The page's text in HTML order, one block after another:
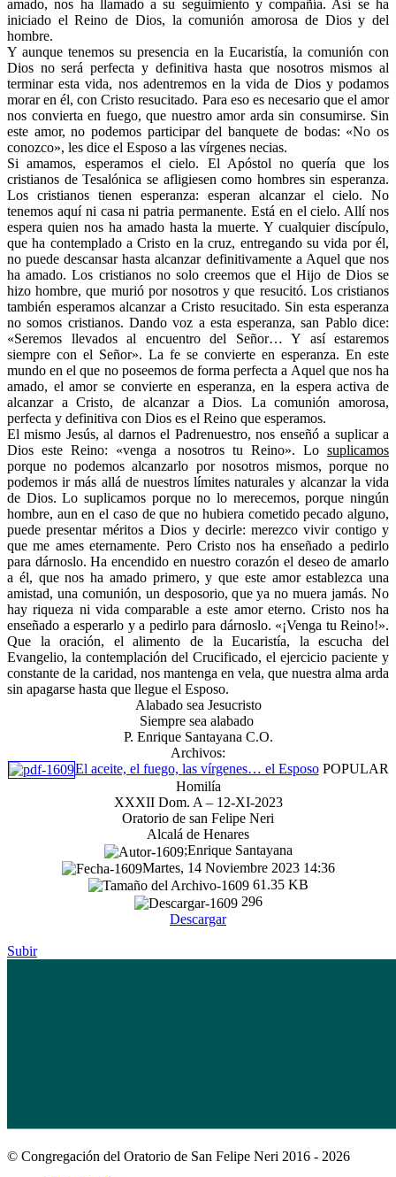
amado, nos ha llamado a su seguimiento y compañía. Así se ha
iniciado el Reino de Dios, la comunión amorosa de Dios y del
hombre.
Y aunque tenemos su presencia en la Eucaristía, la comunión con
Dios no será perfecta y definitiva hasta que nosotros mismos al
terminar esta vida, nos adentremos en la vida de Dios y podamos
morar en él, con Cristo resucitado. Para eso es necesario que el amor
nos convierta en fuego, que nuestro amor arda sin consumirse. Sin
este amor, no podemos participar del banquete de bodas: «No os
conozco», les dice el Esposo a las vírgenes necias.
Si amamos, esperamos el cielo. El Apóstol no quería que los
cristianos de Tesalónica se afligiesen como hombres sin esperanza.
Los cristianos tienen esperanza: esperan alcanzar el cielo. No
tenemos aquí ni casa ni patria permanente. Está en el cielo. Allí nos
espera quien nos ha amado hasta la muerte. Y cualquier discípulo,
que ha contemplado a Cristo en la cruz, entregando su vida por él,
no puede descansar hasta alcanzar definitivamente a Aquel que nos
ha amado. Los cristianos no solo creemos que el Hijo de Dios se
hizo hombre, que murió por nosotros y que resucitó. Los cristianos
también esperamos alcanzar a Cristo resucitado. Sin esta esperanza
no somos cristianos. Dando voz a esta esperanza, san Pablo dice:
«Seremos llevados al encuentro del Señor… Y así estaremos
siempre con el Señor». La fe se convierte en esperanza. En este
mundo en el que no poseemos de forma perfecta a Aquel que nos ha
amado, el amor se convierte en esperanza, en la espera activa de
alcanzar a Cristo, de alcanzar a Dios. La comunión amorosa,
perfecta y definitiva con Dios es el Reino que esperamos.
El mismo Jesús, al darnos el Padrenuestro, nos enseñó a suplicar a
Dios este Reino: «venga a nosotros tu Reino». Lo suplicamos
porque no podemos alcanzarlo por nosotros mismos, porque no
podemos ir más allá de nuestros límites naturales y alcanzar la vida
de Dios. Lo suplicamos porque no lo merecemos, porque ningún
hombre, aun en el caso de que no hubiera cometido pecado alguno,
puede presentar méritos a Dios y decirle: merezco vivir contigo y
que me ames eternamente. Pero Cristo nos ha enseñado a pedirlo
para dárnoslo. Ha encendido en nuestro corazón el deseo de amarlo
a él, que nos ha amado primero, y que este amor establezca una
amistad, una comunión, un desposorio, que ya no muera jamás. No
hay riqueza ni vida comparable a este amor eterno. Cristo nos ha
enseñado a esperarlo y a pedirlo para dárnoslo. «¡Venga tu Reino!».
Que la oración, el alimento de la Eucaristía, la escucha del
Evangelio, la contemplación del Crucificado, el ejercicio paciente y
constante de la caridad, nos mantenga en vela, que nuestra alma arda
sin apagarse hasta que llegue el Esposo.
Alabado sea Jesucristo
Siempre sea alabado
P. Enrique Santayana C.O.
Archivos:
El aceite, el fuego, las vírgenes… el Esposo POPULAR
Homilía
XXXII Dom. A – 12-XI-2023
Oratorio de san Felipe Neri
Alcalá de Henares
;Enrique Santayana
Martes, 14 Noviembre 2023 14:36
61.35 KB
296
Descargar
Subir
© Congregación del Oratorio de San Felipe Neri 2016 - 2026